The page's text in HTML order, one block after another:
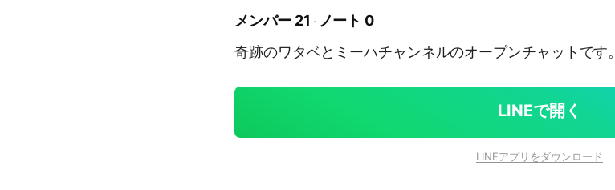
メンバー 21
ノート 0
奇跡のワタベとミーハチャンネルのオープンチャットです。
LINEで開く
LINEアプリをダウンロード